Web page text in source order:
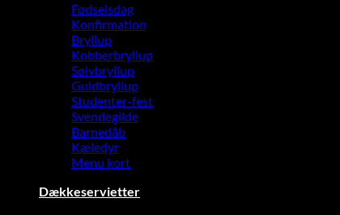
Fødselsdag
Konfirmation
Bryllup
Kobberbryllup
Sølvbryllup
Guldbryllup
Studenter-fest
Svendegilde
Barnedåb
Kæledyr
Menu kort
Dækkeservietter